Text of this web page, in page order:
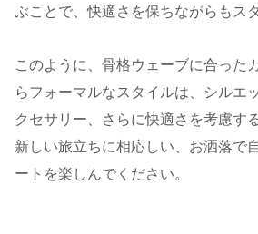
ぶことで、快適さを保ちながらもス
このように、骨格ウェーブに合った
らフォーマルなスタイルは、シルエ
クセサリー、さらに快適さを考慮す
新しい旅立ちに相応しい、お洒落で
ートを楽しんでください。